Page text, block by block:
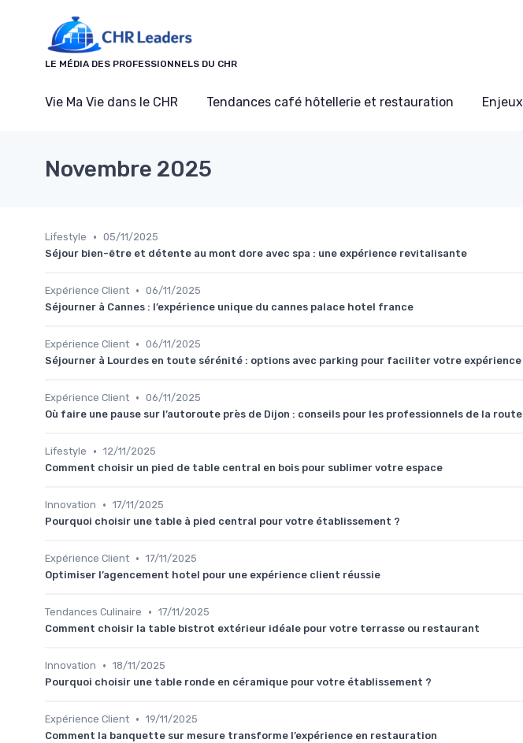
LE MÉDIA DES PROFESSIONNELS DU CHR
Vie Ma Vie dans le CHR Tendances café hôtellerie et restauration
Novembre 2025
Lifestyle • 05/11/2025
Séjour bien-être et détente au mont dore avec spa : une expérience revitalisante
Expérience Client • 06/11/2025
Séjourner à Cannes : l’expérience unique du cannes palace hotel france
Expérience Client • 06/11/2025
Séjourner à Lourdes en toute sérénité : options avec parking pour faciliter votre expérience
Expérience Client • 06/11/2025
Où faire une pause sur l’autoroute près de Dijon : conseils pour les professionnels de la route
Lifestyle • 12/11/2025
Comment choisir un pied de table central en bois pour sublimer votre espace
Innovation • 17/11/2025
Pourquoi choisir une table à pied central pour votre établissement ?
Expérience Client • 17/11/2025
Optimiser l’agencement hotel pour une expérience client réussie
Tendances Culinaire • 17/11/2025
Comment choisir la table bistrot extérieur idéale pour votre terrasse ou restaurant
Innovation • 18/11/2025
Pourquoi choisir une table ronde en céramique pour votre établissement ?
Expérience Client • 19/11/2025
Comment la banquette sur mesure transforme l’expérience en restauration